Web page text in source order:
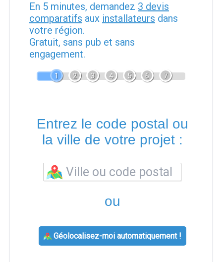
En 5 minutes, demandez 3 devis
comparatifs aux installateurs dans
votre région.
Gratuit, sans pub et sans
engagement.
1 2 3 4 5 6 7
Entrez le code postal ou
la ville de votre projet :
ou
Géolocalisez-moi automatiquement !